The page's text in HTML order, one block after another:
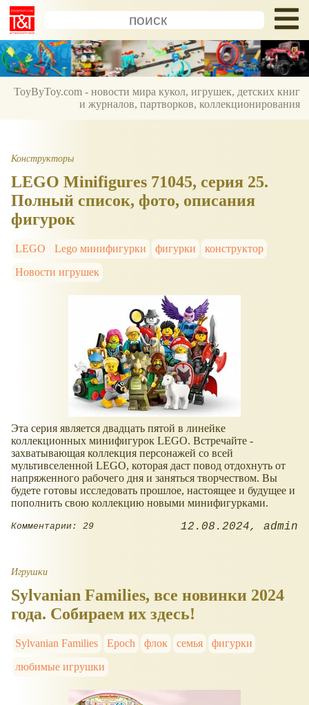
ToyByToy.com - новости мира кукол, игрушек, детских книг
и журналов, партворков, коллекционирования
Конструкторы
LEGO Minifigures 71045, серия 25.
Полный список, фото, описания
фигурок
LEGO Lego минифигурки фигурки
конструктор
Новости игрушек
Эта серия является двадцать пятой в линейке
коллекционных минифигурок LEGO. Встречайте -
захватывающая коллекция персонажей со всей
мультивселенной LEGO, которая даст повод отдохнуть от
напряженного рабочего дня и заняться творчеством. Вы
будете готовы исследовать прошлое, настоящее и будущее и
пополнить свою коллекцию новыми минифигурками.
Комментарии: 29 12.08.2024 admin
Игрушки
Sylvanian Families, все новинки 2024
года. Собираем их здесь!
Sylvanian Families Epoch флок семья
фигурки
любимые игрушки